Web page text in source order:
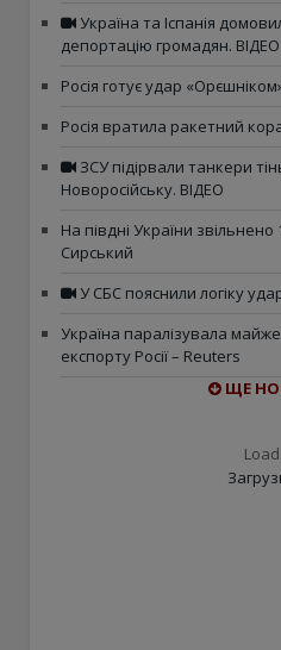
Україна та Іспанія
депортацію громадян. ВІДЕО
Росія готує удар
Росія вратила ракетний
ЗСУ підірвали танкери
Новоросійську. ВІДЕО
На півдні України
Сирський
У СБС пояснили логіку
Україна паралізувала
експорту Росії – Reuters
ЩЕ